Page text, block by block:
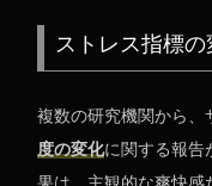
ストレス指標
複数の研究機関から、
度の変化に関する報告